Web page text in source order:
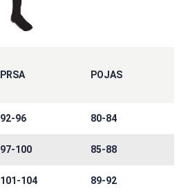
PRSA POJAS
92-96 80-84
97-100 85-88
101-104 89-92